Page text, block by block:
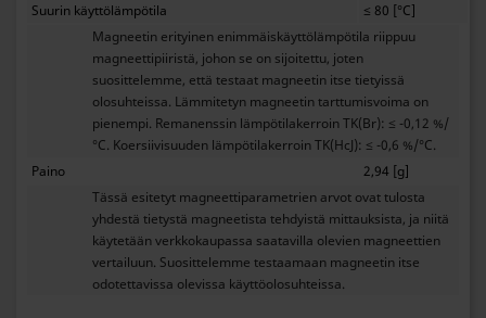
Suurin käyttölämpötila
≤ 80 [°C]
Magneetin erityinen enimmäiskäyttölämpötila riippuu
magneettipiiristä, johon se on sijoitettu, joten
suosittelemme, että testaat magneetin itse tietyissä
olosuhteissa. Lämmitetyn magneetin tarttumisvoima on
pienempi. Remanenssin lämpötilakerroin TK(Br): ≤ -0,12 %/
°C. Koersiivisuuden lämpötilakerroin TK(HcJ): ≤ -0,6 %/°C.
Paino
2,94 [g]
Tässä esitetyt magneettiparametrien arvot ovat tulosta
yhdestä tietystä magneetista tehdyistä mittauksista, ja niitä
käytetään verkkokaupassa saatavilla olevien magneettien
vertailuun. Suosittelemme testaamaan magneetin itse
odotettavissa olevissa käyttöolosuhteissa.